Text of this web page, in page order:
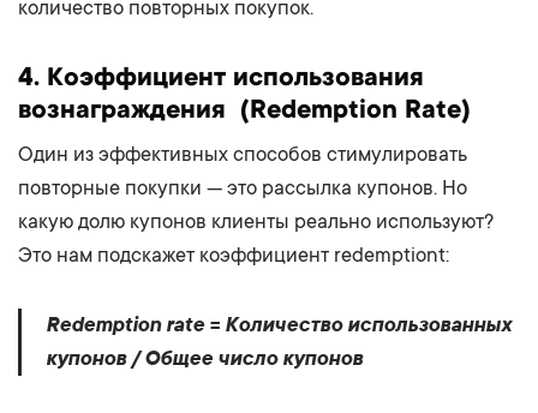
количество повторных покупок.
4. Коэффициент использования
вознаграждения (Redemption Rate)
Один из эффективных способов стимулировать
повторные покупки — это рассылка купонов. Но
какую долю купонов клиенты реально используют?
Это нам подскажет коэффициент redemptiont:
Redemption rate = Количество использованных
купонов / Общее число купонов